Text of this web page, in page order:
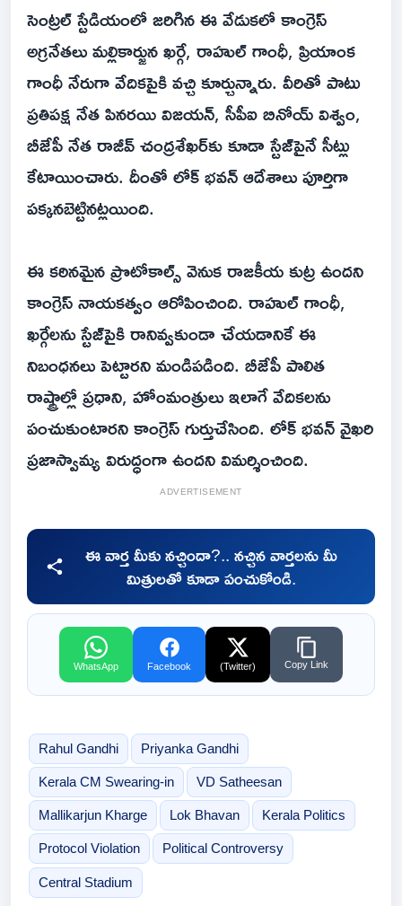
సెంట్రల్ స్టేడియంలో జరిగిన ఈ వేడుకలో కాంగ్రెస్
అగ్రనేతలు మల్లికార్జున ఖర్గే, రాహుల్ గాంధీ, ప్రియాంక
గాంధీ నేరుగా వేదికపైకి వచ్చి కూర్చున్నారు. వీరితో పాటు
ప్రతిపక్ష నేత పినరయి విజయన్, సీపీఐ బినోయ్ విశ్వం,
బీజేపీ నేత రాజీవ్ చంద్రశేఖర్‌కు కూడా స్టేజ్‌పైనే సీట్లు
కేటాయించారు. దీంతో లోక్ భవన్ ఆదేశాలు పూర్తిగా
పక్కనబెట్టినట్లయింది.
ఈ కఠినమైన ప్రొటోకాల్స్ వెనుక రాజకీయ కుట్ర ఉందని
కాంగ్రెస్ నాయకత్వం ఆరోపించింది. రాహుల్ గాంధీ,
ఖర్గేలను స్టేజ్‌పైకి రానివ్వకుండా చేయడానికే ఈ
నిబంధనలు పెట్టారని మండిపడింది. బీజేపీ పాలిత
రాష్ట్రాల్లో ప్రధాని, హోంమంత్రులు ఇలాగే వేదికలను
పంచుకుంటారని కాంగ్రెస్ గుర్తుచేసింది. లోక్ భవన్ వైఖరి
ప్రజాస్వామ్య విరుద్ధంగా ఉందని విమర్శించింది.
ADVERTISEMENT
ఈ వార్త మీకు నచ్చిందా?.. నచ్చిన వార్తలను మీ
మిత్రులతో కూడా పంచుకోండి.
WhatsApp Facebook (Twitter) Copy Link
Rahul Gandhi Priyanka Gandhi
Kerala CM Swearing-in VD Satheesan
Mallikarjun Kharge Lok Bhavan Kerala Politics
Protocol Violation Political Controversy
Central Stadium